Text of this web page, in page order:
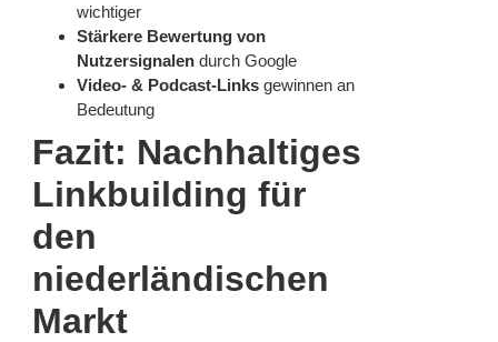
wichtiger
Stärkere Bewertung von
Nutzersignalen durch Google
Video- & Podcast-Links gewinnen an
Bedeutung
Fazit: Nachhaltiges
Linkbuilding für
den
niederländischen
Markt